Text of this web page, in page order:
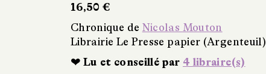
16,50 €
Chronique de Nicolas Mouton
Librairie Le Presse papier (Argenteuil)
❤ Lu et conseillé par 4 libraire(s)